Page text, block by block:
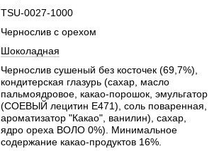
TSU-0027-1000
Чернослив с орехом
Шоколадная
Чернослив сушеный без косточек (69,7%),
кондитерская глазурь (сахар, масло
пальмоядровое, какао-порошок, эмульгатор
(СОЕВЫЙ лецитин Е471), соль поваренная,
ароматизатор "Какао", ванилин), сахар,
ядро ​​ореха ВОЛО 0%). Минимальное
содержание какао-продуктов 16%.